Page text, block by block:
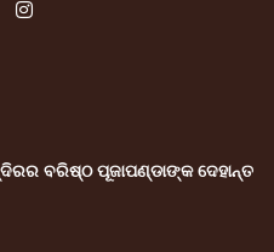
ବରିଷ୍ଠ ପୂଜାପଣ୍ଡାଙ୍କ ଦେହାନ୍ତ